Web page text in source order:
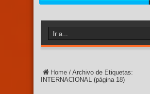
Home / Archivo de Etiquetas:
INTERNACIONAL (página 18)